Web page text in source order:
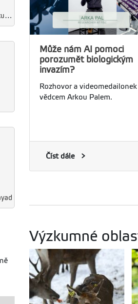
Může nám AI pomoci
porozumět biologickým
invazím?
Rozhovor a videomedailonek
vědcem Arkou Palem.
Číst dále
Výzkumné